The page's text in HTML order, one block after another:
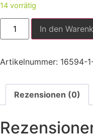
14 vorrätig
In den
Artikelnummer: 16594-
Rezensionen (0)